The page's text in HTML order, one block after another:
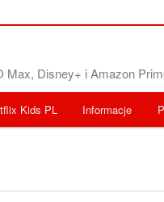
Disney+ i Amazon
Informacje
Kids PL